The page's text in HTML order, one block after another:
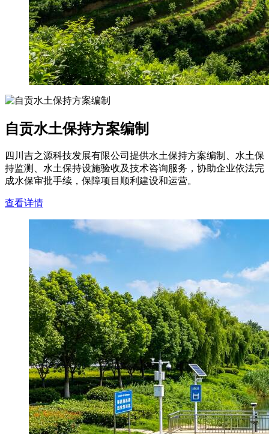
自贡水土保持方案编制
四川吉之源科技发展有限公司提供水土保持方案编制、水土保
持监测、水土保持设施验收及技术咨询服务，协助企业依法完
成水保审批手续，保障项目顺利建设和运营。
查看详情